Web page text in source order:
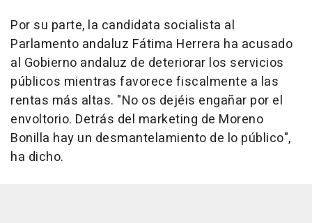
Por su parte, la candidata socialista al
Parlamento andaluz Fátima Herrera ha acusado
al Gobierno andaluz de deteriorar los servicios
públicos mientras favorece fiscalmente a las
rentas más altas. "No os dejéis engañar por el
envoltorio. Detrás del marketing de Moreno
Bonilla hay un desmantelamiento de lo público",
ha dicho.